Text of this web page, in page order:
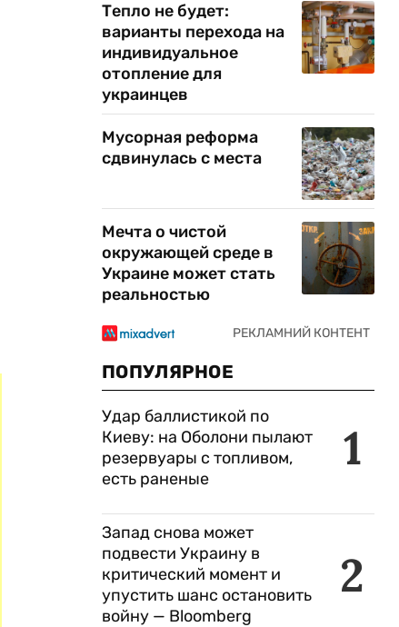
Тепло не будет:
варианты перехода на
индивидуальное
отопление для
украинцев
Мусорная реформа
сдвинулась с места
Мечта о чистой
окружающей среде в
Украине может стать
реальностью
ПОПУЛЯРНОЕ
1
Удар баллистикой по
Киеву: на Оболони пылают
резервуары с топливом,
есть раненые
2
Запад снова может
подвести Украину в
критический момент и
упустить шанс остановить
войну — Bloomberg